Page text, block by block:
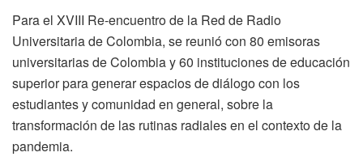
Para el XVIII Re-encuentro de la Red de Radio
Universitaria de Colombia, se reunió con 80 emisoras
universitarias de Colombia y 60 instituciones de educación
superior para generar espacios de diálogo con los
estudiantes y comunidad en general, sobre la
transformación de las rutinas radiales en el contexto de la
pandemia.